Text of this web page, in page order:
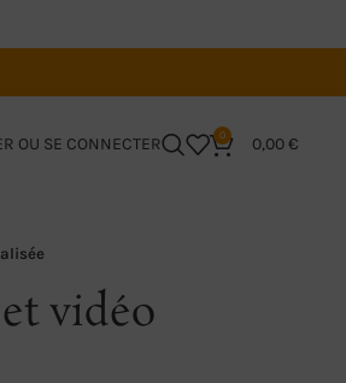
OU SE CONNECTER 0 0,00€
vidéo